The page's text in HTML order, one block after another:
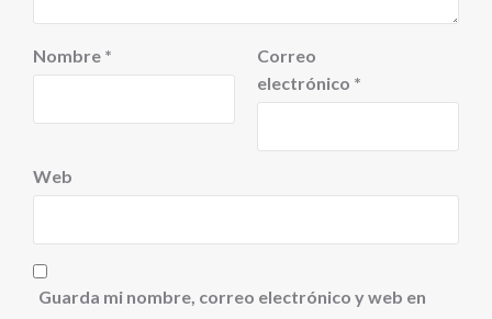
Nombre *
Correo
electrónico *
Web
Guarda mi nombre, correo electrónico y web en